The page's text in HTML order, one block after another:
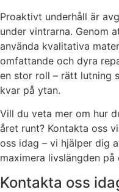
Proaktivt underhåll är
under vintrarna. Genom
använda kvalitativa
omfattande och dyra
en stor roll – rätt lutning
kvar på ytan.
Vill du veta mer om hur
året runt? Kontakta oss
oss idag – vi hjälper dig
maximera livslängden på
Kontakta oss